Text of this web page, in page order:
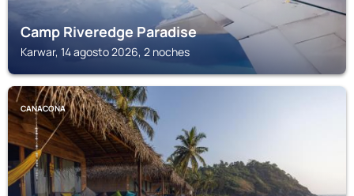
Camp Riveredge Paradise
Karwar, 14 agosto 2026, 2 noches
CANACONA